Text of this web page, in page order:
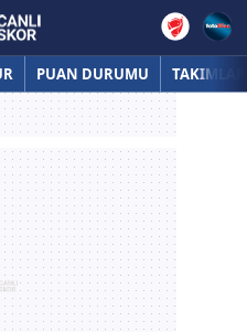
PUAN DURUMU TAKIMLAR